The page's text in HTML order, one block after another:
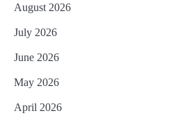
August 2026
July 2026
June 2026
May 2026
April 2026